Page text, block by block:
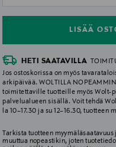
LISÄÄ
HETI SAATAVILLA
Jos ostoskorissa on myös
arkipäivää. WOLTILLA
toimitettaville tuotteille myös Wolt-
palvelualueen sisällä. Voit tehdä
la 10–17.30 ja su 12–16.30, tuotteen
Tarkista tuotteen
muuttua nopeastikin, joten